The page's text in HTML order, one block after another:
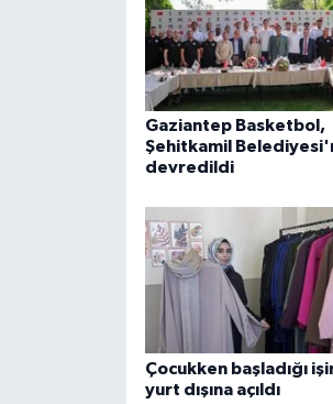
Gaziantep Basketbol,
Şehitkamil
devredildi
Çocukken başladığı
yurt dışına açıldı